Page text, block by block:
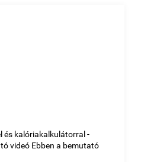
és kalóriakalkulátorral -
videó Ebben a bemutató